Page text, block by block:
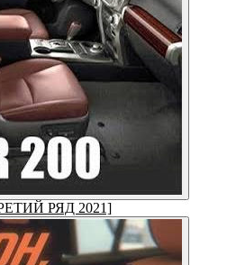
РЯД 2021]